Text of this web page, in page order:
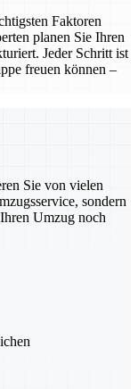
Faktoren
planen Sie Ihren
Jeder Schritt ist
freuen können –
Sie von vielen
sondern
Umzug noch